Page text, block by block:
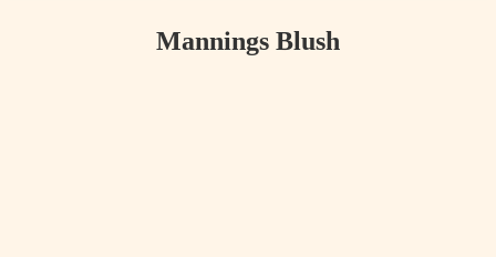
Mannings Blush